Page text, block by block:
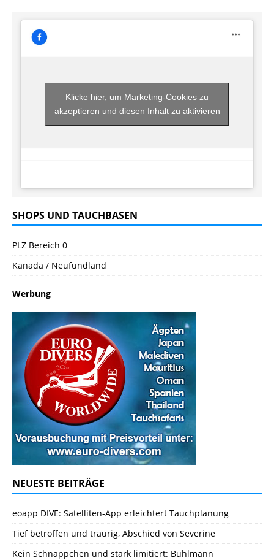
Klicke hier, um Marketing-Cookies zu
akzeptieren und diesen Inhalt zu aktivieren
SHOPS UND TAUCHBASEN
PLZ Bereich 0
Kanada / Neufundland
Werbung
NEUESTE BEITRÄGE
eoapp DIVE: Satelliten-App erleichtert Tauchplanung
Tief betroffen und traurig, Abschied von Severine
Kein Schnäppchen und stark limitiert: Bühlmann